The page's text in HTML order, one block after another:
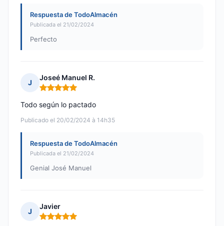
Respuesta de TodoAlmacén
Publicada el 21/02/2024
Perfecto
J
Joseé Manuel R.
Nota: 5 de 5
Publicado el 20/02/2024 à 14h35
Todo según lo pactado
Respuesta de TodoAlmacén
Publicada el 21/02/2024
Genial José Manuel
J
Javier
Nota: 5 de 5